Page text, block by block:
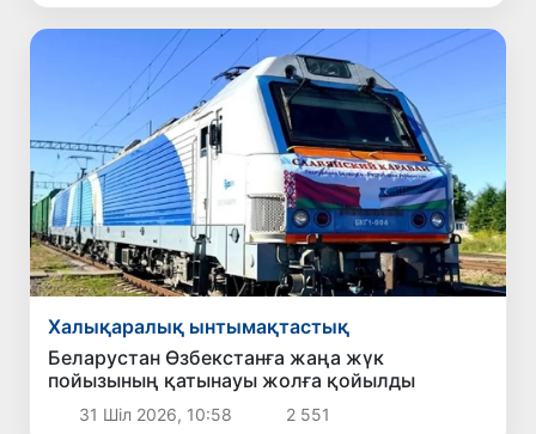
Халықаралық ынтымақтастық
Беларустан Өзбекстанға жаңа жүк
пойызының қатынауы жолға қойылды
31 Шіл 2026, 10:58 2 551